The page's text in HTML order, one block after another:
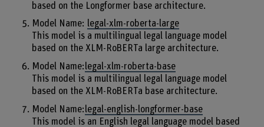
based on the Longformer base architecture.
Model Name: legal-xlm-roberta-large
This model is a multilingual legal language model
based on the XLM-RoBERTa large architecture.
Model Name: legal-xlm-roberta-base
This model is a multilingual legal language model
based on the XLM-RoBERTa base architecture.
Model Name: legal-english-longformer-base
This model is an English legal language model based